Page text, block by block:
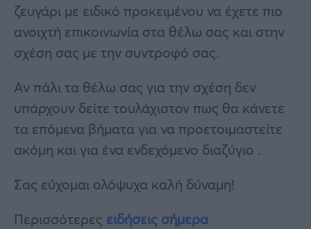
ζευγάρι με ειδικό προκειμένου να έχετε πιο
ανοιχτή επικοινωνία στα θέλω σας και στην
σχέση σας με την συντροφό σας.
Αν πάλι τα θέλω σας για την σχέση δεν
υπάρχουν δείτε τουλάχιστον πως θα κάνετε
τα επόμενα βήματα για να προετοιμαστείτε
ακόμη και για ένα ενδεχόμενο διαζύγιο .
Σας εύχομαι ολόψυχα καλή δύναμη!
Περισσότερες ειδήσεις σήμερα